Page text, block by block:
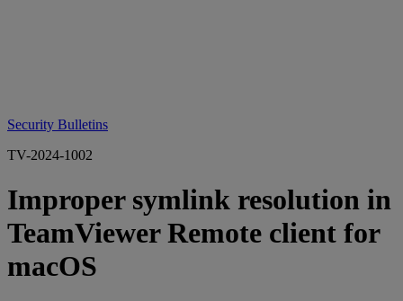
Security Bulletins
TV-2024-1002
Improper symlink resolution in
TeamViewer Remote client for
macOS